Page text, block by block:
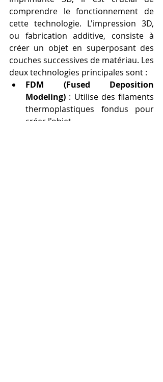
comprendre le fonctionnement de
cette technologie. L'impression 3D,
ou fabrication additive, consiste à
créer un objet en superposant des
couches successives de matériau. Les
deux technologies principales sont :
FDM (Fused Deposition
Modeling) : Utilise des filaments
thermoplastiques fondus pour
créer l'objet.